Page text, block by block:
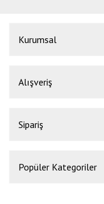
Kurumsal
Alışveriş
Sipariş
Popüler Kategoriler